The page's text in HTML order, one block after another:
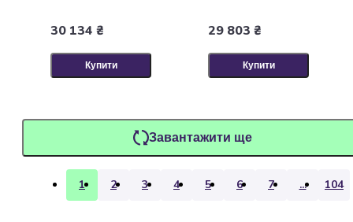
котів
для
кішок
котів
Амуніція
кішок
30 134 ₴
Купити
29 803 ₴
Купити
Завантажити ще
1 2 3 4 5 6 7 ... 104